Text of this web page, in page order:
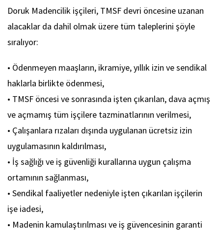
Doruk Madencilik işçileri, TMSF devri öncesine uzanan
alacaklar da dahil olmak üzere tüm taleplerini şöyle
sıralıyor:
• Ödenmeyen maaşların, ikramiye, yıllık izin ve sendikal
haklarla birlikte ödenmesi,
• TMSF öncesi ve sonrasında işten çıkarılan, dava açmış
ve açmamış tüm işçilere tazminatlarının verilmesi,
• Çalışanlara rızaları dışında uygulanan ücretsiz izin
uygulamasının kaldırılması,
• İş sağlığı ve iş güvenliği kurallarına uygun çalışma
ortamının sağlanması,
• Sendikal faaliyetler nedeniyle işten çıkarılan işçilerin
işe iadesi,
• Madenin kamulaştırılması ve iş güvencesinin garanti